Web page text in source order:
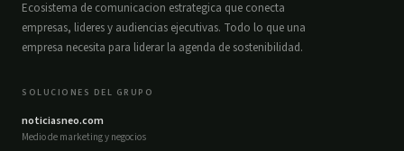
Ecosistema de comunicacion estrategica que conecta
empresas, lideres y audiencias ejecutivas. Todo lo que una
empresa necesita para liderar la agenda de sostenibilidad.
SOLUCIONES DEL GRUPO
noticiasneo.com
Medio de marketing y negocios